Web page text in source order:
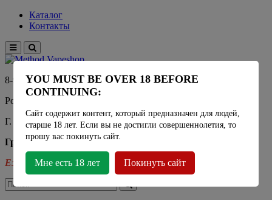
Каталог
Контакты
8-915-450-21-92
Розничный магазин Method Vapeshop
Г. Москва, улица Южнобутовская 36
График работы
Ежедневно - 11:00 - 21:00
YOU MUST BE OVER 18 BEFORE
CONTINUING:
Сайт содержит контент, который предназначен для людей,
старше 18 лет. Если вы не достигли совершеннолетия, то
прошу вас покинуть сайт.
Мне есть 18 лет Покинуть сайт